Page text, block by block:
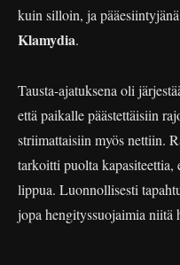
kuin silloin, ja
Klamydia.
Tausta-ajatuksena oli
että paikalle päästettäisiin
striimattaisiin myös nettiin.
tarkoitti puolta
lippua. Luonnollisesti
jopa hengityssuojaimia niitä